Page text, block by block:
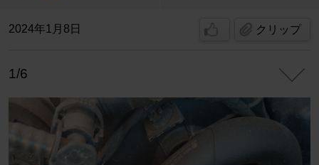
2024年1月8日 クリップ
1/6